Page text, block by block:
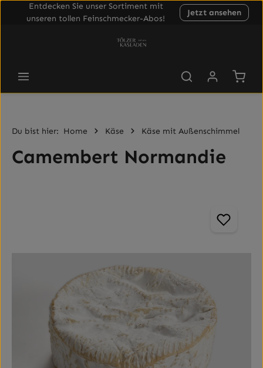
Entdecken Sie unser Sortiment mit
unseren tollen Feinschmecker-Abos!
Jetzt ansehen
Du bist hier: Home Käse Käse mit Außenschimmel
Camembert Normandie